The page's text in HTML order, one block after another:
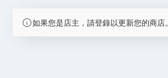
如果您是店主，請登錄以更新您的商店。